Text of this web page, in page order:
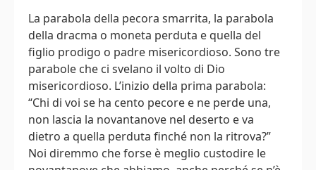
La parabola della pecora smarrita, la parabola
della dracma o moneta perduta e quella del
figlio prodigo o padre misericordioso. Sono tre
parabole che ci svelano il volto di Dio
misericordioso. L’inizio della prima parabola:
“Chi di voi se ha cento pecore e ne perde una,
non lascia la novantanove nel deserto e va
dietro a quella perduta finché non la ritrova?”
Noi diremmo che forse è meglio custodire le